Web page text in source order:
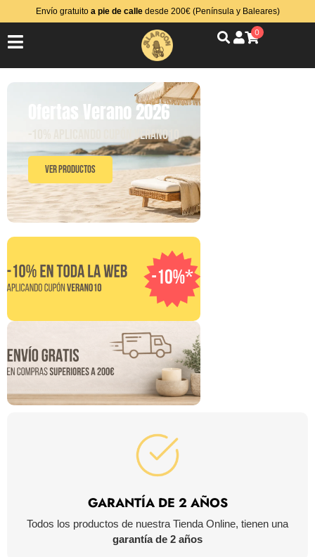
Envío gratuito a pie de calledesde 200€ (Península y Baleares)
0
Ofertas Verano 2026
-10% aplicando cupón VERANO10
Ver Productos
GARANTÍA DE 2 AÑOS
Todos los productos de nuestra Tienda Online, tienen una
garantía de 2 años